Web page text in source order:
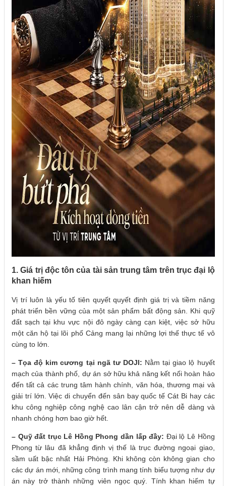
1. Giá trị độc tôn của tài sản trung tâm trên trục đại lộ
khan hiếm
Vị trí luôn là yếu tố tiên quyết quyết định giá trị và tiềm năng
phát triển bền vững của một sản phẩm bất động sản. Khi quỹ
đất sạch tại khu vực nội đô ngày càng cạn kiệt, việc sở hữu
một căn hộ tại lõi phố Cảng mang lại những lợi thế thực tế vô
cùng to lớn.
– Tọa độ kim cương tại ngã tư DOJI: Nằm tại giao lộ huyết
mạch của thành phố, dự án sở hữu khả năng kết nối hoàn hảo
đến tất cả các trung tâm hành chính, văn hóa, thương mại và
giải trí lớn. Việc di chuyển đến sân bay quốc tế Cát Bi hay các
khu công nghiệp công nghệ cao lân cận trở nên dễ dàng và
nhanh chóng hơn bao giờ hết.
– Quỹ đất trục Lê Hồng Phong dần lấp đầy: Đại lộ Lê Hồng
Phong từ lâu đã khẳng định vị thế là trục đường ngoại giao,
sầm uất bậc nhất Hải Phòng. Khi không còn không gian cho
các dự án mới, những công trình mang tính biểu tượng như dự
án này trở thành những viên ngọc quý. Tính khan hiếm tự